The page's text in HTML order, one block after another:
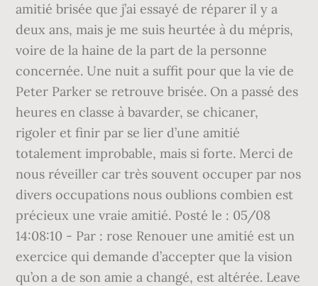
amitié brisée que j’ai essayé de réparer il y a
deux ans, mais je me suis heurtée à du mépris,
voire de la haine de la part de la personne
concernée. Une nuit a suffit pour que la vie de
Peter Parker se retrouve brisée. On a passé des
heures en classe à bavarder, se chicaner,
rigoler et finir par se lier d’une amitié
totalement improbable, mais si forte. Merci de
nous réveiller car très souvent occuper par nos
divers occupations nous oublions combien est
précieux une vraie amitié. Posté le : 05/08
14:08:10 - Par : rose Renouer une amitié est un
exercice qui demande d’accepter que la vision
qu’on a de son amie a changé, est altérée. Leave